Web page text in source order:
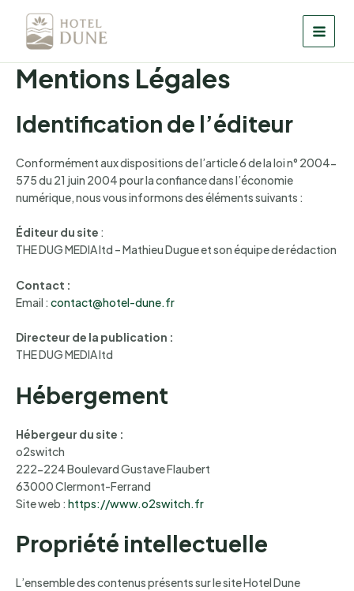
contenu
Mentions Légales
Identification de l’éditeur
Conformément aux dispositions de l’article 6 de la loi n° 2004-
575 du 21 juin 2004 pour la confiance dans l’économie
numérique, nous vous informons des éléments suivants :
Éditeur du site :
THE DUG MEDIA ltd – Mathieu Dugue et son équipe de rédaction
Contact :
Email : contact@hotel-dune.fr
Directeur de la publication :
THE DUG MEDIA ltd
Hébergement
Hébergeur du site :
o2switch
222-224 Boulevard Gustave Flaubert
63000 Clermont-Ferrand
Site web : https://www.o2switch.fr
Propriété intellectuelle
L’ensemble des contenus présents sur le site Hotel Dune